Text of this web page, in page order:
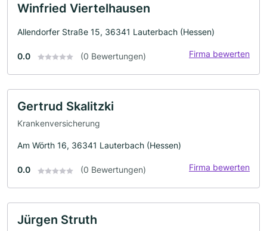
Winfried Viertelhausen
Allendorfer Straße 15, 36341 Lauterbach (Hessen)
0.0 (0 Bewertungen) Firma bewerten
Gertrud Skalitzki
Krankenversicherung
Am Wörth 16, 36341 Lauterbach (Hessen)
0.0 (0 Bewertungen) Firma bewerten
Jürgen Struth